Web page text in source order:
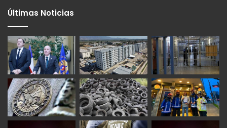
Últimas Noticias